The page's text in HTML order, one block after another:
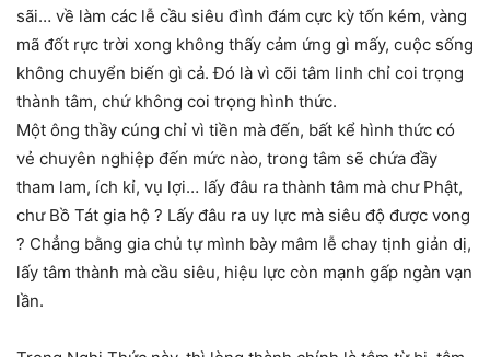
sãi… về làm các lễ cầu siêu đình đám cực kỳ tốn kém, vàng
mã đốt rực trời xong không thấy cảm ứng gì mấy, cuộc sống
không chuyển biến gì cả. Đó là vì cõi tâm linh chỉ coi trọng
thành tâm, chứ không coi trọng hình thức.
Một ông thầy cúng chỉ vì tiền mà đến, bất kể hình thức có
vẻ chuyên nghiệp đến mức nào, trong tâm sẽ chứa đầy
tham lam, ích kỉ, vụ lợi… lấy đâu ra thành tâm mà chư Phật,
chư Bồ Tát gia hộ ? Lấy đâu ra uy lực mà siêu độ được vong
? Chẳng bằng gia chủ tự mình bày mâm lễ chay tịnh giản dị,
lấy tâm thành mà cầu siêu, hiệu lực còn mạnh gấp ngàn vạn
lần.